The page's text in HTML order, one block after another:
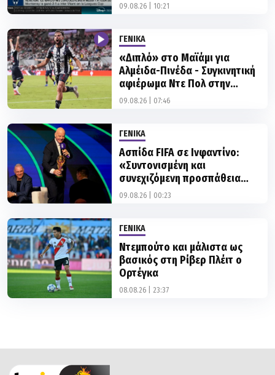
09.08.26 | 10:21
ΓΕΝΙΚΑ
«Διπλό» στο Μαϊάμι για
Αλμέιδα-Πινέδα - Συγκινητική
αφιέρωμα Ντε Πολ στην
οικογένεια Μέσι
09.08.26 | 07:46
ΓΕΝΙΚΑ
Ασπίδα FIFA σε Ινφαντίνο:
«Συντονισμένη και
συνεχιζόμενη προσπάθεια
υπονόμευσης - Δεν θα το
09.08.26 | 00:23
ΓΕΝΙΚΑ
Ντεμπούτο και μάλιστα ως
βασικός στη Ρίβερ Πλέιτ ο
Ορτέγκα
08.08.26 | 23:37